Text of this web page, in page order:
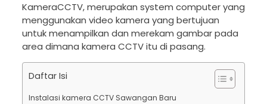
KameraCCTV, merupakan system computer yang
menggunakan video kamera yang bertujuan
untuk menampilkan dan merekam gambar pada
area dimana kamera CCTV itu di pasang.
Daftar Isi
Instalasi kamera CCTV Sawangan Baru